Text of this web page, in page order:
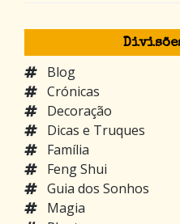
Blog
Crónicas
Decoração
Dicas e Truques
Família
Feng Shui
Guia dos Sonhos
Magia